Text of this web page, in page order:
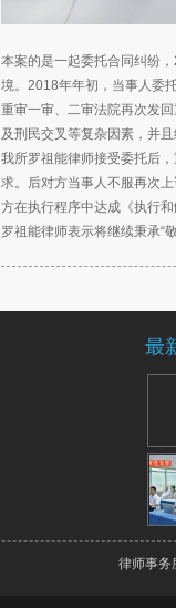
本案的是一起委托合同纠纷
境。2018年年初，当事人委
重审一审、二审法院再次发
及刑民交叉等复杂因素，并
我所罗祖能律师接受委托后
求。后对方当事人不服再次
方在执行程序中达成《执行
罗祖能律师表示将继续秉承“
最
律师事务